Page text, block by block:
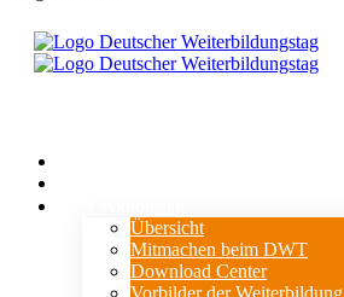
Übersicht
Mitmachen beim DWT
Download Center
Vorbilder der Weiterbildung